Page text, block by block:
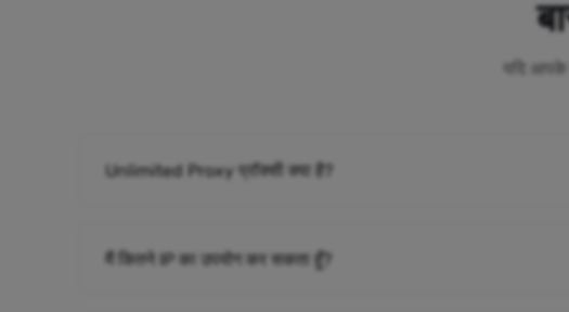
यदि आपके
Unlimited Proxy प्रॉक्सी क्या है?
मैं कितने IP का उपयोग कर सकता हूँ?